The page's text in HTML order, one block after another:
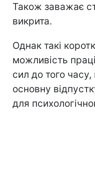
Також заважає
викрита.
Однак такі
можливість
сил до того
основну
для